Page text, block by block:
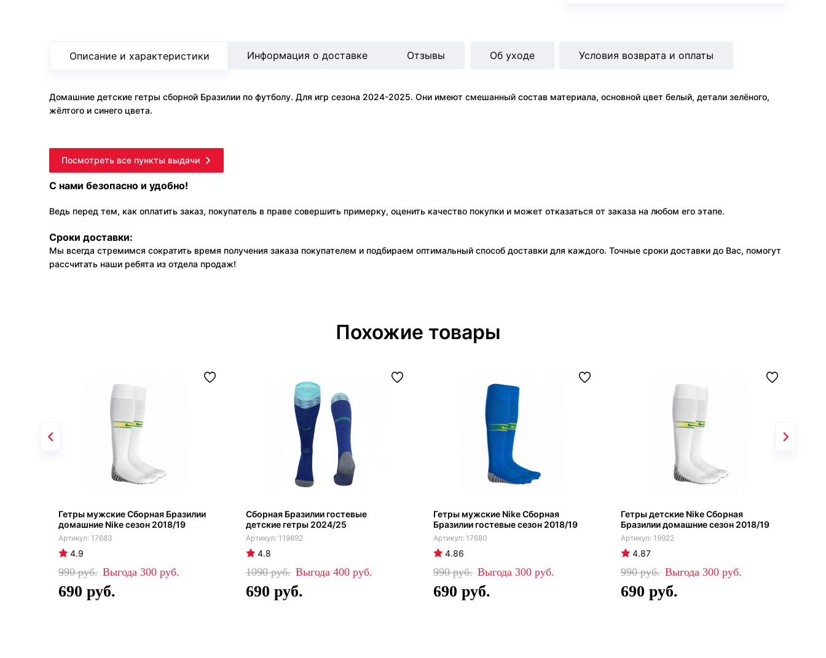
Описание и характеристики
Домашние детские гетры сборной Бразилии по футболу. Для игр сезона 2024-2025. Они имеют смешанный состав материала, основной цвет белый, детали зелёного,
жёлтого и синего цвета.
Информация о доставке Отзывы Об уходе Условия возврата и оплаты
Посмотреть все пункты выдачи
С нами безопасно и удобно!
Ведь перед тем, как оплатить заказ, покупатель в праве совершить примерку, оценить качество покупки и может отказаться от заказа на любом его этапе.
Сроки доставки:
Мы всегда стремимся сократить время получения заказа покупателем и подбираем оптимальный способ доставки для каждого. Точные сроки доставки до Вас, помогут
рассчитать наши ребята из отдела продаж!
Похожие товары
Гетры мужские Сборная Бразилии
домашние Nike сезон 2018/19
17683
4.9
990 300
690
Сборная Бразилии гостевые
детские гетры 2024/25
119892
4.8
1090 400
690
Гетры мужские Nike Сборная
Бразилии гостевые сезон 2018/19
17680
4.86
990 300
690
Гетры детские Nike Сборная
Бразилии домашние сезон 2018/19
19922
4.87
990 300
690